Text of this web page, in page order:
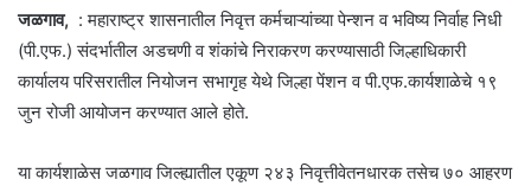
जळगाव, : महाराष्ट्र शासनातील निवृत्त कर्मचाऱ्यांच्या पेन्शन व भविष्य निर्वाह निधी
(पी.एफ.) संदर्भातील अडचणी व शंकांचे निराकरण करण्यासाठी जिल्हाधिकारी
कार्यालय परिसरातील नियोजन सभागृह येथे जिल्हा पेंशन व पी.एफ.कार्यशाळेचे १९
जुन रोजी आयोजन करण्यात आले होते.
या कार्यशाळेस जळगाव जिल्ह्यातील एकूण २४३ निवृत्तीवेतनधारक तसेच ७० आहरण